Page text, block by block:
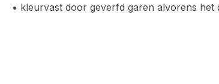
• kleurvast door geverfd garen alvorens het